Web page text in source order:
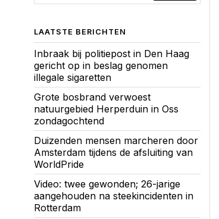
LAATSTE BERICHTEN
Inbraak bij politiepost in Den Haag
gericht op in beslag genomen
illegale sigaretten
Grote bosbrand verwoest
natuurgebied Herperduin in Oss
zondagochtend
Duizenden mensen marcheren door
Amsterdam tijdens de afsluiting van
WorldPride
Video: twee gewonden; 26-jarige
aangehouden na steekincidenten in
Rotterdam